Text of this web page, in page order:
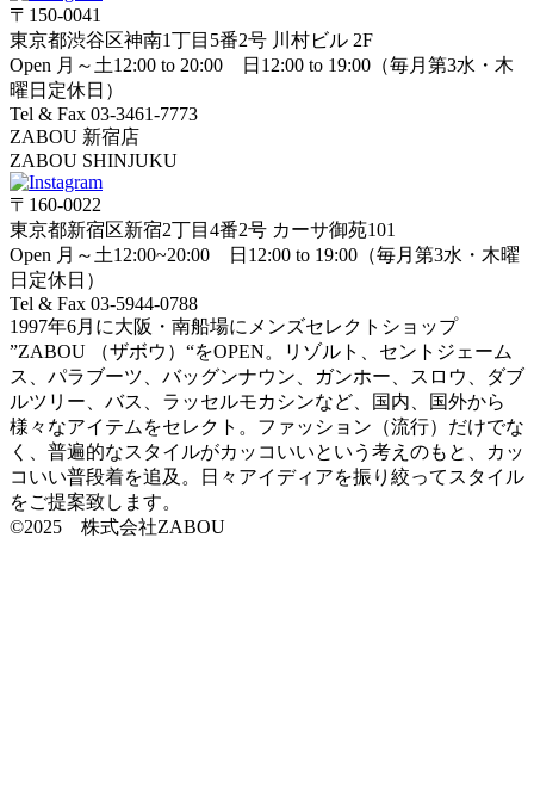
〒150-0041
東京都渋谷区神南1丁目5番2号 川村ビル 2F
Open 月～土12:00 to 20:00 日12:00 to 19:00（毎月第3水・木
曜日定休日）
Tel & Fax 03-3461-7773
ZABOU 新宿店
ZABOU SHINJUKU
〒160-0022
東京都新宿区新宿2丁目4番2号 カーサ御苑101
Open 月～土12:00~20:00 日12:00 to 19:00（毎月第3水・木曜
日定休日）
Tel & Fax 03-5944-0788
1997年6月に大阪・南船場にメンズセレクトショップ
”ZABOU （ザボウ）“をOPEN。リゾルト、セントジェーム
ス、パラブーツ、バッグンナウン、ガンホー、スロウ、ダブ
ルツリー、バス、ラッセルモカシンなど、国内、国外から
様々なアイテムをセレクト。ファッション（流行）だけでな
く、普遍的なスタイルがカッコいいという考えのもと、カッ
コいい普段着を追及。日々アイディアを振り絞ってスタイル
をご提案致します。
©2025 株式会社ZABOU